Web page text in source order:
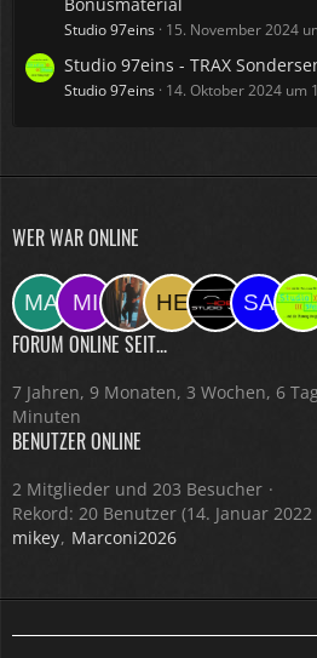
Studio 97eins 15. November 2024
Studio 97eins - TRAX
Studio 97eins 14. Oktober 2024 um
WER WAR ONLINE
FORUM ONLINE SEIT...
7 Jahren, 9 Monaten, 3 Wochen, 6
Minuten
BENUTZER ONLINE
2 Mitglieder und 203 Besucher
Rekord: 20 Benutzer (14. Januar
mikey Marconi2026